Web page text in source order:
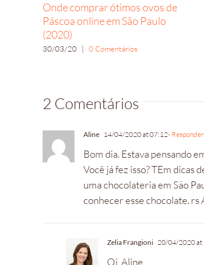
Onde comprar ótimos ovos de
Páscoa online em São Paulo
(2020)
30/03/20 | 0 Comentários
2 Comentários
Aline 14/04/2020 at 07:12- Responder
Bom dia. Estava pensando
Você já fez isso? TEm dicas
uma chocolateria em São
conhecer esse chocolate.
Zelia Frangioni 20/04/2020 at
Oi, Aline,